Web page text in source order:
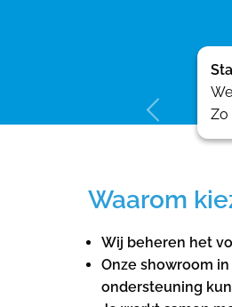
Zo
Waarom
Wij beheren het
Onze showroom
ondersteuning